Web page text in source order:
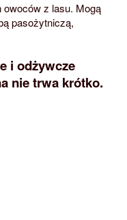
owoców z lasu. Mogą
pasożytniczą,
i odżywcze
nie trwa krótko.